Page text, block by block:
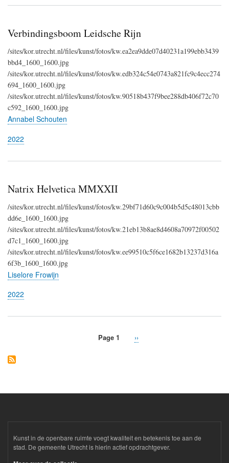
Verbindingsboom Leidsche Rijn
/sites/kor.utrecht.nl/files/kunst/fotos/kw.ea2ea9dde07d40231a199ebb3439
bbd4_1600_1600.jpg
/sites/kor.utrecht.nl/files/kunst/fotos/kw.edb324c54e0743a821fc9c4ecc274
694_1600_1600.jpg
/sites/kor.utrecht.nl/files/kunst/fotos/kw.90518b437f9bee288db406f72c70
c592_1600_1600.jpg
Annabel Schouten
2022
Natrix Helvetica MMXXII
/sites/kor.utrecht.nl/files/kunst/fotos/kw.29bf71d60c9c004b5d5c48013cbb
dd6e_1600_1600.jpg
/sites/kor.utrecht.nl/files/kunst/fotos/kw.21eb13b8ae8d4608a70972f00502
d7c1_1600_1600.jpg
/sites/kor.utrecht.nl/files/kunst/fotos/kw.ee99510c5f6ce1682b13237d316a
6f3b_1600_1600.jpg
Liselore Frowijn
2022
Page 1
Next
››
Kunst in de openbare ruimte voegt kwaliteit en betekenis toe aan de
stad. De gemeente Utrecht is hierin actief opdrachtgever.